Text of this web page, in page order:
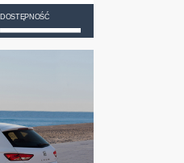
DOSTĘPNOŚĆ